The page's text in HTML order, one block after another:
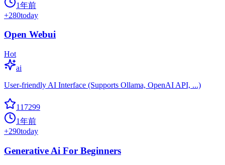
1年前
+280today
Open Webui
Hot
ai
User-friendly AI Interface (Supports Ollama, OpenAI API, ...)
117299
1年前
+290today
Generative Ai For Beginners